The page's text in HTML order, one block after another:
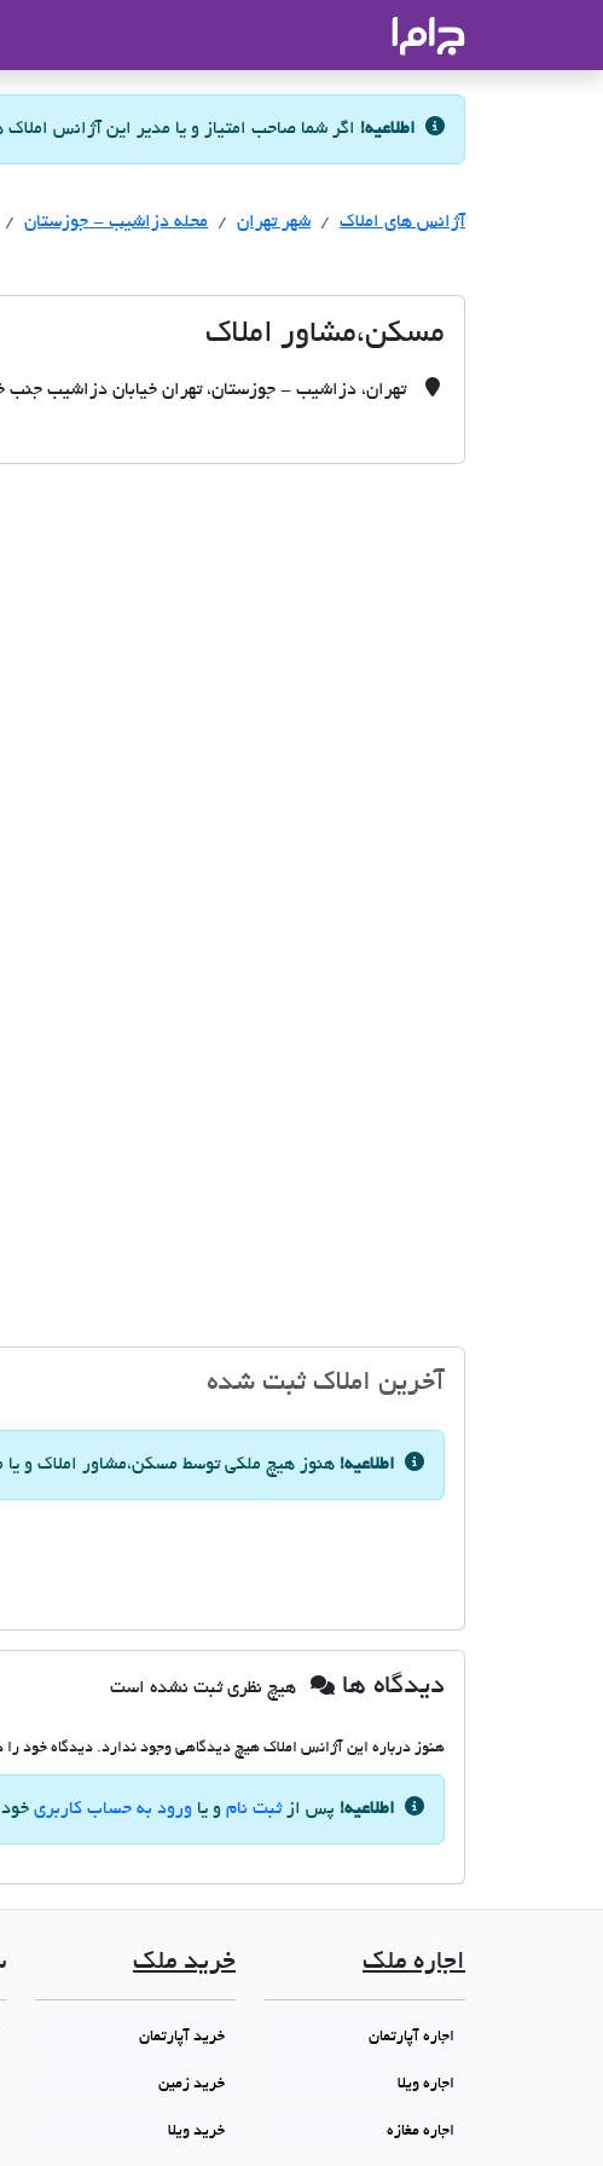
اطلاعیه! اگر شما صاحب امتیاز و یا مدیر این آژانس
آژانس های املاک آژانس های املاک
شهر تهران آژانس های املاک
محله دزاشیب - جوزستان
مسکن،مشاور املاک
تهران، دزاشیب - جوزستان، تهران خیابان دزاشیب جنب
آخرین املاک ثبت شده
اطلاعیه! هنوز هیچ ملکی توسط مسکن،مشاور املاک و
دیدگاه ها هیچ نظری ثبت نشده است
هنوز درباره این آژانس املاک هیچ دیدگاهی وجود ندارد. دیدگاه خود را
اطلاعیه! پس ازثبت نام و یا ورود به حساب کاربری خود
اجاره ملک
اجاره آپارتمان
اجاره ویلا
اجاره مغازه
خرید ملک
خرید آپارتمان
خرید زمین
خرید ویلا